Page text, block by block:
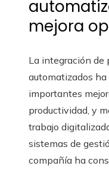
mejora
La integración de
automatizados ha
importantes
productividad, y
trabajo
sistemas de
compañía ha